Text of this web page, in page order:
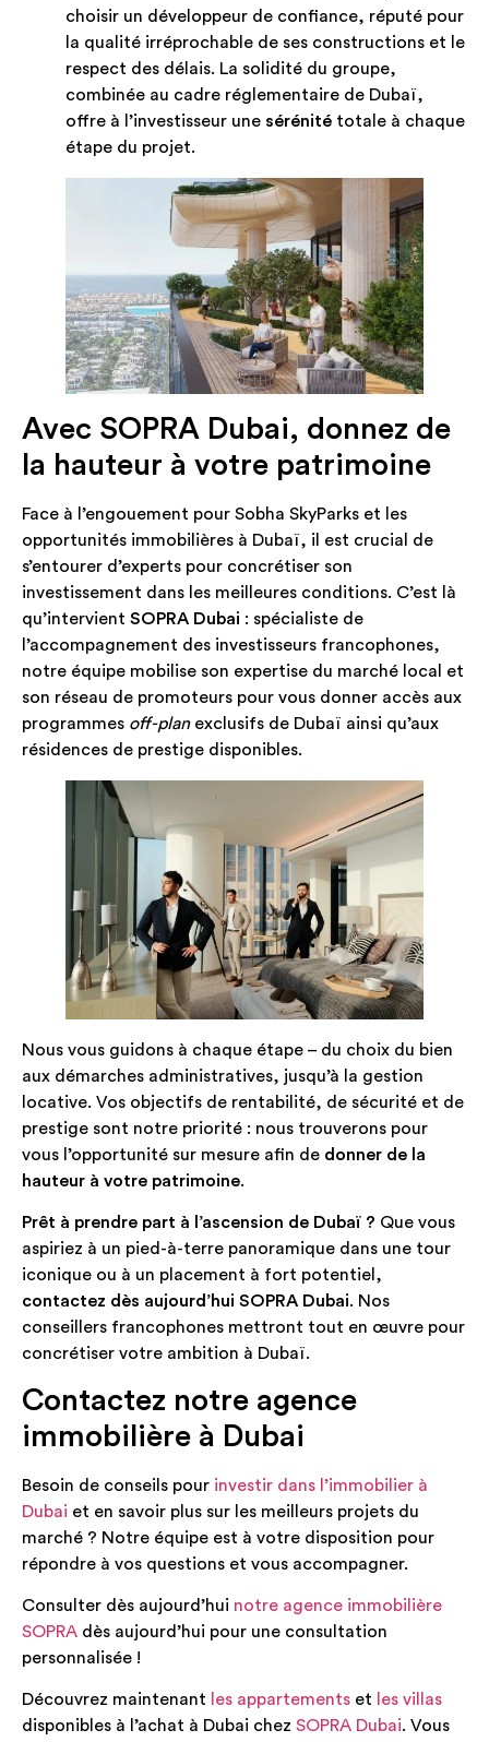
choisir un développeur de confiance, réputé pour
la qualité irréprochable de ses constructions et le
respect des délais. La solidité du groupe,
combinée au cadre réglementaire de Dubaï,
offre à l’investisseur une sérénité totale à chaque
étape du projet.
Avec SOPRA Dubai, donnez de
la hauteur à votre patrimoine
Face à l’engouement pour Sobha SkyParks et les
opportunités immobilières à Dubaï, il est crucial de
s’entourer d’experts pour concrétiser son
investissement dans les meilleures conditions. C’est là
qu’intervient SOPRA Dubai : spécialiste de
l’accompagnement des investisseurs francophones,
notre équipe mobilise son expertise du marché local et
son réseau de promoteurs pour vous donner accès aux
programmes off-planexclusifs de Dubaï ainsi qu’aux
résidences de prestige disponibles.
Nous vous guidons à chaque étape – du choix du bien
aux démarches administratives, jusqu’à la gestion
locative. Vos objectifs de rentabilité, de sécurité et de
prestige sont notre priorité : nous trouverons pour
vous l’opportunité sur mesure afin de donner de la
hauteur à votre patrimoine.
Prêt à prendre part à l’ascension de Dubaï ? Que vous
aspiriez à un pied-à-terre panoramique dans une tour
iconique ou à un placement à fort potentiel,
contactez dès aujourd’hui SOPRA Dubai. Nos
conseillers francophones mettront tout en œuvre pour
concrétiser votre ambition à Dubaï.
Contactez notre agence
immobilière à Dubai
Besoin de conseils pour investir dans l’immobilier à
Dubai et en savoir plus sur les meilleurs projets du
marché ? Notre équipe est à votre disposition pour
répondre à vos questions et vous accompagner.
Consulter dès aujourd’hui notre agence immobilière
SOPRA dès aujourd’hui pour une consultation
personnalisée !
Découvrez maintenant les appartements et
les villas
disponibles à l’achat à Dubai chez SOPRA Dubai. Vous